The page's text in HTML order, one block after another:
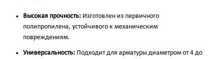
Высокая прочность: Изготовлен из первичного
полипропилена, устойчивого к механическим
повреждениям.
Универсальность: Подходит для арматуры диаметром от 4 до